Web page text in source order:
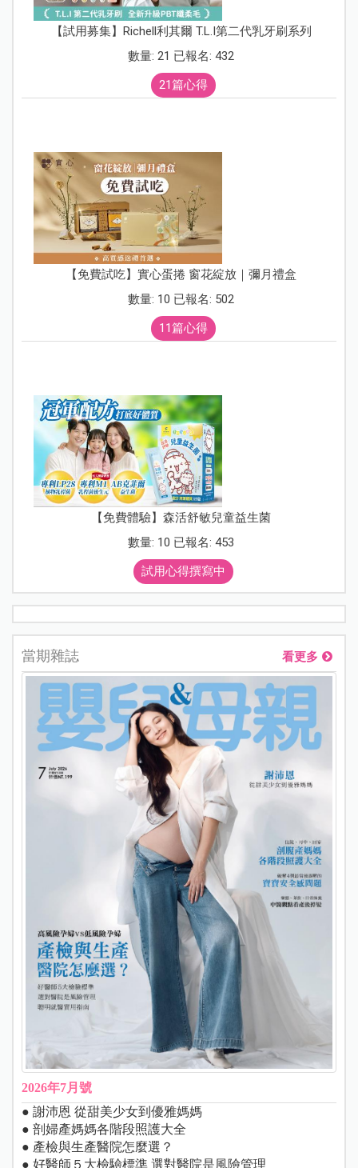
【試用募集】Richell利其爾 T.L.I第二代乳牙刷系列
數量: 21 已報名: 432
21篇心得
【免費試吃】實心蛋捲 窗花綻放｜彌月禮盒
數量: 10 已報名: 502
11篇心得
【免費體驗】森活舒敏兒童益生菌
數量: 10 已報名: 453
試用心得撰寫中
當期雜誌 看更多
2026年7月號
● 謝沛恩 從甜美少女到優雅媽媽
● 剖婦產媽媽各階段照護大全
● 產檢與生產醫院怎麼選？
● 好醫師５大檢驗標準 選對醫院是風險管理